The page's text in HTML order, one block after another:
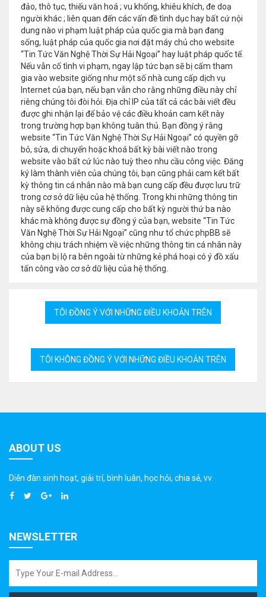
đảo, thô tục, thiếu văn hoá ; vu khống, khiêu khích, đe doạ
người khác ; liên quan đến các vấn đề tình dục hay bất cứ nội
dung nào vi phạm luật pháp của quốc gia mà bạn đang
sống, luật pháp của quốc gia nơi đặt máy chủ cho website
“Tin Tức Văn Nghệ Thời Sự Hải Ngoại” hay luật pháp quốc tế.
Nếu vẫn cố tình vi phạm, ngay lập tức bạn sẽ bị cấm tham
gia vào website giống như một số nhà cung cấp dịch vụ
Internet của bạn, nếu bạn vẫn cho rằng những điều này chỉ
riêng chúng tôi đòi hỏi. Địa chỉ IP của tất cả các bài viết đều
được ghi nhận lại để bảo vệ các điều khoản cam kết này
trong trường hợp bạn không tuân thủ. Bạn đồng ý rằng
website “Tin Tức Văn Nghệ Thời Sự Hải Ngoại” có quyền gỡ
bỏ, sửa, di chuyển hoặc khoá bất kỳ bài viết nào trong
website vào bất cứ lúc nào tuỳ theo nhu cầu công việc. Đăng
ký làm thành viên của chúng tôi, bạn cũng phải cam kết bất
kỳ thông tin cá nhân nào mà bạn cung cấp đều được lưu trữ
trong cơ sở dữ liệu của hệ thống. Trong khi những thông tin
này sẽ không được cung cấp cho bất kỳ người thứ ba nào
khác mà không được sự đồng ý của bạn, website “Tin Tức
Văn Nghệ Thời Sự Hải Ngoại” cũng như tổ chức phpBB sẽ
không chịu trách nhiệm về việc những thông tin cá nhân này
của bạn bị lộ ra bên ngoài từ những kẻ phá hoại có ý đồ xấu
tấn công vào cơ sở dữ liệu của hệ thống.
ABOUT US
Diễn đàn sinh hoạt, giải trí, bình luân, học hỏi, chia sẻ, vv.
NEWSLETTER